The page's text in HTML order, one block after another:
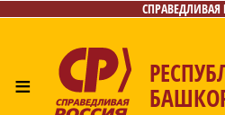
СПРАВЕДЛИВАЯ
≡